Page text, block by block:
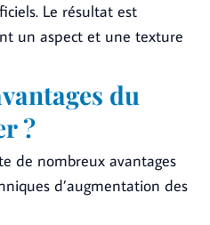
Le résultat est
un aspect et une texture
du
?
de nombreux avantages
d’augmentation des